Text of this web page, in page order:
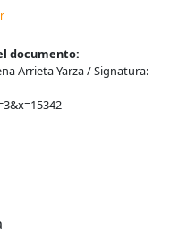
documento:
Arrieta Yarza / Signatura: